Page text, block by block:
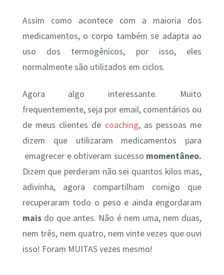
Assim como acontece com a maioria dos
medicamentos, o corpo também se adapta ao
uso dos termogênicos, por isso, eles
normalmente são utilizados em ciclos.
Agora algo interessante. Muito
frequentemente, seja por email, comentários ou
de meus clientes de coaching, as pessoas me
dizem que utilizaram medicamentos para
emagrecer e obtiveram sucesso momentâneo.
Dizem que perderam não sei quantos kilos mas,
adivinha, agora compartilham comigo que
recuperaram todo o peso e ainda engordaram
maisdo que antes. Não é nem uma, nem duas,
nem três, nem quatro, nem vinte vezes que ouvi
isso! Foram MUITAS vezes mesmo!